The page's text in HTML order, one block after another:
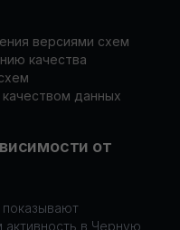
версиями схем
качества
данных
от
активность в Черную